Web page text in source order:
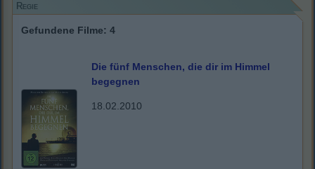
Regie
Gefundene Filme: 4
Die fünf Menschen, die dir im Himmel
begegnen
18.02.2010